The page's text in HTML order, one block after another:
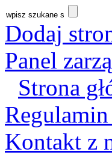
Dodaj
Panel
Strona
Kontakt z